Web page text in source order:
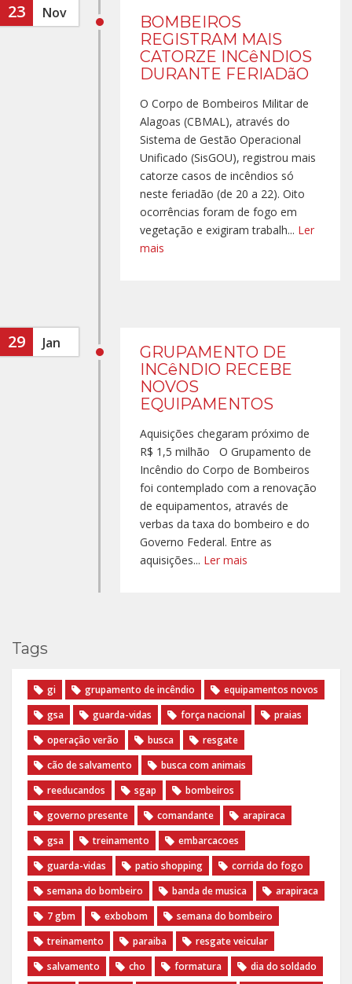
23 Nov
BOMBEIROS
REGISTRAM MAIS
CATORZE INCêNDIOS
DURANTE FERIADãO
O Corpo de Bombeiros Militar de
Alagoas (CBMAL), através do
Sistema de Gestão Operacional
Unificado (SisGOU), registrou mais
catorze casos de incêndios só
neste feriadão (de 20 a 22). Oito
ocorrências foram de fogo em
vegetação e exigiram trabalh... Ler
mais
29 Jan
GRUPAMENTO DE
INCêNDIO RECEBE
NOVOS
EQUIPAMENTOS
Aquisições chegaram próximo de
R$ 1,5 milhão O Grupamento de
Incêndio do Corpo de Bombeiros
foi contemplado com a renovação
de equipamentos, através de
verbas da taxa do bombeiro e do
Governo Federal. Entre as
aquisições... Ler mais
Tags
gi grupamento de incêndio
equipamentos novos
gsa
guarda-vidas força nacional
praias
operação verão
busca
resgate
cão de salvamento
busca com animais
reeducandos
sgap
bombeiros
governo presente
comandante
arapiraca
gsa
treinamento
embarcacoes
guarda-vidas
patio shopping
corrida do fogo
semana do bombeiro
banda de musica
arapiraca
7 gbm
exbobom
semana do bombeiro
treinamento
paraiba
resgate veicular
salvamento
cho formatura
dia do soldado